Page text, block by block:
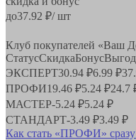
до37.92 ₽/ шт
Клуб покупателей «Ваш
СтатусСкидкаБонус
ЭКСПЕРТ30.94 ₽6.99 ₽
ПРОФИ19.46 ₽5.24 ₽24.7
МАСТЕР-5.24 ₽5.24 ₽
СТАНДАРТ-3.49 ₽3.49 ₽
Как стать «ПРОФИ»